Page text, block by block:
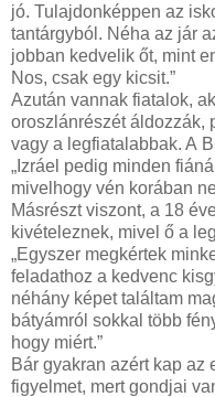
jó. Tulajdonképpen az
tantárgyból. Néha az jár
jobban kedvelik őt, mint
Nos, csak egy kicsit.”
Azután vannak fiatalok,
oroszlánrészét áldozzák,
vagy a legfiatalabbak. A
„Izráel pedig minden
mivelhogy vén korában
Másrészt viszont, a 18
kivételeznek, mivel ő a
„Egyszer megkértek
feladathoz a kedvenc
néhány képet találtam
bátyámról sokkal több
hogy miért.”
Bár gyakran azért kap az
figyelmet, mert gondjai